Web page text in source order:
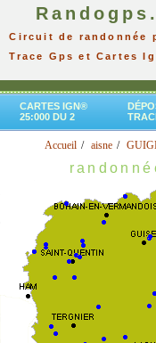
Circuit de randonnée
Trace Gps et Cartes
CARTES IGN®
25:000 DU 2
Accueil aisne